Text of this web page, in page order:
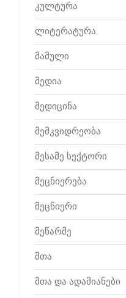
კულტურა
ლიტერატურა
მამული
მედია
მედიცინა
მემკვიდრეობა
მესამე სექტორი
მეცნიერება
მეცნიერი
მეწარმე
მთა
მთა და ადამიანები